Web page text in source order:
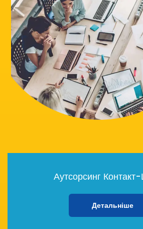
Аутсорсинг
Детальніше